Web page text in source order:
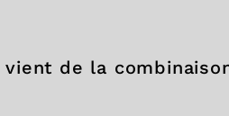
de la